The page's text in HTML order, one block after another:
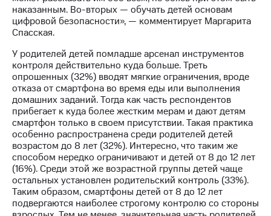
наказанным. Во-вторых — обучать детей основам
цифровой безопасности», — комментирует Маргарита
Спасская.
У родителей детей помладше арсенал инструментов
контроля действительно куда больше. Треть
опрошенных (32%) вводят мягкие ограничения, вроде
отказа от смартфона во время еды или выполнения
домашних заданий. Тогда как часть респондентов
прибегает к куда более жестким мерам и дают детям
смартфон только в своем присутствии. Такая практика
особенно распространена среди родителей детей
возрастом до 8 лет (32%). Интересно, что таким же
способом нередко ограничивают и детей от 8 до 12 лет
(16%). Среди этой же возрастной группы детей чаще
остальных установлен родительский контроль (33%).
Таким образом, смартфоны детей от 8 до 12 лет
подвергаются наиболее строгому контролю со стороны